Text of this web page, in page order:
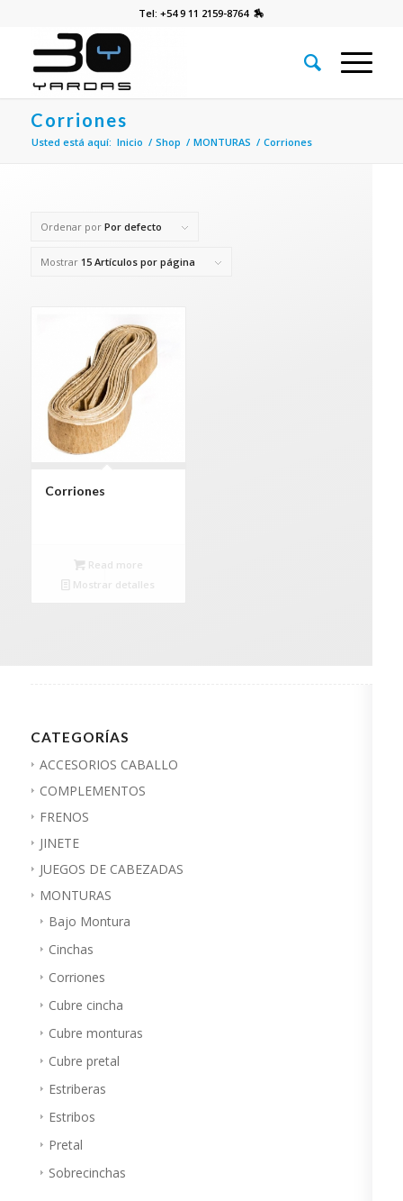
Tel: +54 9 11 2159-8764 🏇
Corriones
Usted está aquí: Inicio / Shop / MONTURAS / Corriones
Ordenar por Por defecto
Mostrar 15 Artículos por página
Corriones
Read more
Mostrar detalles
CATEGORÍAS
ACCESORIOS CABALLO
COMPLEMENTOS
FRENOS
JINETE
JUEGOS DE CABEZADAS
MONTURAS
Bajo Montura
Cinchas
Corriones
Cubre cincha
Cubre monturas
Cubre pretal
Estriberas
Estribos
Pretal
Sobrecinchas